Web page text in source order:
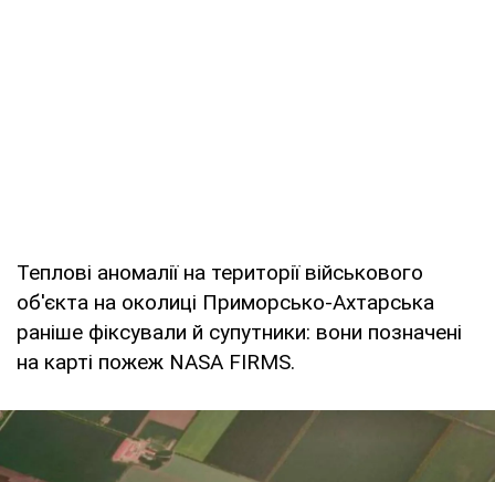
Теплові аномалії на території військового
об'єкта на околиці Приморсько-Ахтарська
раніше фіксували й супутники: вони позначені
на карті пожеж NASA FIRMS.